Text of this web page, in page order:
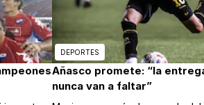
DEPORTES
Añasco promete: “la
nunca van a faltar”